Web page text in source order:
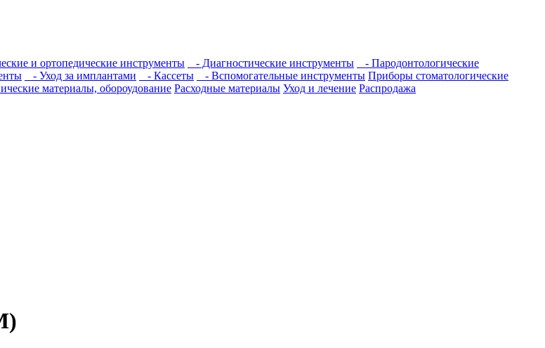
и ортопедические инструменты - Диагностические инструменты
- Пародонтологические
- Уход за имплантами - Кассеты - Вспомогательные инструменты Приборы стоматологические
материалы, обороудование Расходные материалы Уход и лечение Распродажа